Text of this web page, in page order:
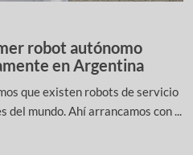
robot autónomo
en Argentina
que existen robots de servicio
mundo. Ahí arrancamos con ...